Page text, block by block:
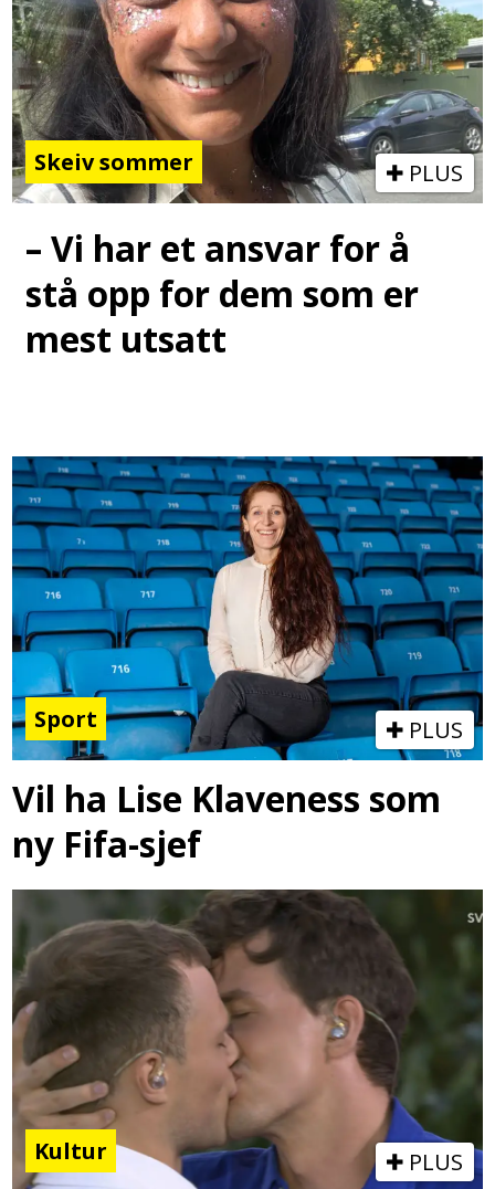
Skeiv sommer PLUS
– Vi har et ansvar for å
stå opp for dem som er
mest utsatt
Sport PLUS
Vil ha Lise Klaveness som
ny Fifa-sjef
Kultur PLUS